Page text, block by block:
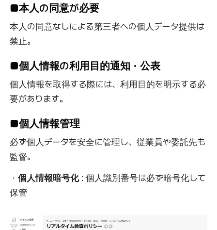
■本人の同意が必要
本人の同意なしによる第三者への個人データ提供は
禁止。
■個人情報の利用目的通知・公表
個人情報を取得する際には、利用目的を明示する必
要があります。
■個人情報管理
必ず個人データを安全に管理し、従業員や委託先も
監督。
・ 個人情報暗号化: 個人識別番号は必ず暗号化して
保管